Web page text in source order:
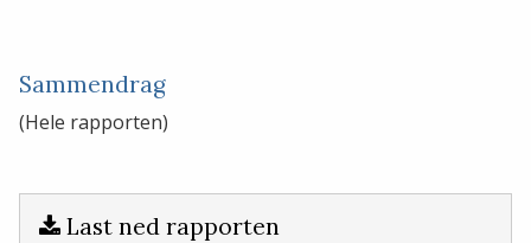
Sammendrag
(Hele rapporten)
Last ned rapporten